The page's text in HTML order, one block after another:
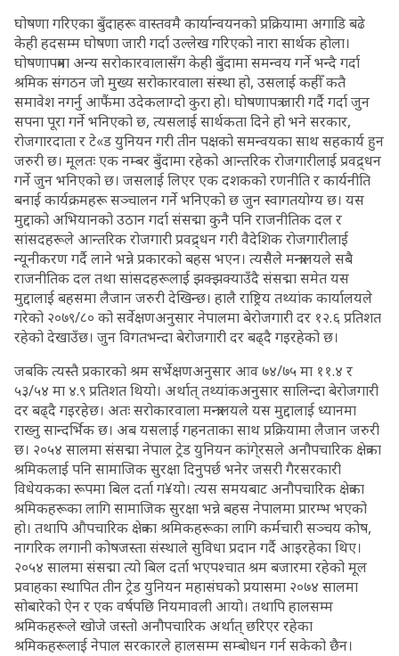
घोषणा गरिएका बुँदाहरू वास्तवमै कार्यान्वयनको प्रक्रियामा अगाडि बढे
केही हदसम्म घोषणा जारी गर्दा उल्लेख गरिएको नारा सार्थक होला।
घोषणापत्रमा अन्य सरोकारवालासँग केही बुँदामा समन्वय गर्ने भन्दै गर्दा
श्रमिक संगठन जो मुख्य सरोकारवाला संस्था हो, उसलाई कहीँ कतै
समावेश नगर्नु आफैंमा उदेकलाग्दो कुरा हो। घोषणापत्र जारी गर्दै गर्दा जुन
सपना पूरा गर्ने भनिएको छ, त्यसलाई सार्थकता दिने हो भने सरकार,
रोजगारदाता र टे«ड युनियन गरी तीन पक्षको समन्वयका साथ सहकार्य हुन
जरुरी छ। मूलतः एक नम्बर बुँदामा रहेको आन्तरिक रोजगारीलाई प्रवद्र्धन
गर्ने जुन भनिएको छ। जसलाई लिएर एक दशकको रणनीति र कार्यनीति
बनाई कार्यक्रमहरू सञ्चालन गर्ने भनिएको छ जुन स्वागतयोग्य छ। यस
मुद्दाको अभियानको उठान गर्दा संसद्मा कुनै पनि राजनीतिक दल र
सांसदहरूले आन्तरिक रोजगारी प्रवद्र्धन गरी वैदेशिक रोजगारीलाई
न्यूनीकरण गर्दै लाने भन्ने प्रकारको बहस भएन। त्यसैले मन्त्रालयले सबै
राजनीतिक दल तथा सांसदहरूलाई झक्झक्याउँदै संसद्मा समेत यस
मुद्दालाई बहसमा लैजान जरुरी देखिन्छ। हालै राष्ट्रिय तथ्यांक कार्यालयले
गरेको २०७९/८० को सर्वेक्षणअनुसार नेपालमा बेरोजगारी दर १२.६ प्रतिशत
रहेको देखाउँछ। जुन विगतभन्दा बेरोजगारी दर बढ्दै गइरहेको छ।
जबकि त्यस्तै प्रकारको श्रम सर्भेक्षणअनुसार आव ७४/७५ मा ११.४ र
५३/५४ मा ४.९ प्रतिशत थियो। अर्थात् तथ्यांकअनुसार सालिन्दा बेरोजगारी
दर बढ्दै गइरहेछ। अतः सरोकारवाला मन्त्रालयले यस मुद्दालाई ध्यानमा
राख्नु सान्दर्भिक छ। अब यसलाई गहनताका साथ प्रक्रियामा लैजान जरुरी
छ। २०५४ सालमा संसद्मा नेपाल ट्रेड युनियन कांगे्रसले अनौपचारिक क्षेत्रका
श्रमिकलाई पनि सामाजिक सुरक्षा दिनुपर्छ भनेर जसरी गैरसरकारी
विधेयकका रूपमा बिल दर्ता ग¥यो। त्यस समयबाट अनौपचारिक क्षेत्रका
श्रमिकहरूका लागि सामाजिक सुरक्षा भन्ने बहस नेपालमा प्रारम्भ भएको
हो। तथापि औपचारिक क्षेत्रका श्रमिकहरूका लागि कर्मचारी सञ्चय कोष,
नागरिक लगानी कोषजस्ता संस्थाले सुविधा प्रदान गर्दै आइरहेका थिए।
२०५४ सालमा संसद्मा त्यो बिल दर्ता भएपश्चात श्रम बजारमा रहेको मूल
प्रवाहका स्थापित तीन ट्रेड युनियन महासंघको प्रयासमा २०७४ सालमा
सोबारेको ऐन र एक वर्षपछि नियमावली आयो। तथापि हालसम्म
श्रमिकहरूले खोजे जस्तो अनौपचारिक अर्थात् छरिएर रहेका
श्रमिकहरूलाई नेपाल सरकारले हालसम्म सम्बोधन गर्न सकेको छैन।